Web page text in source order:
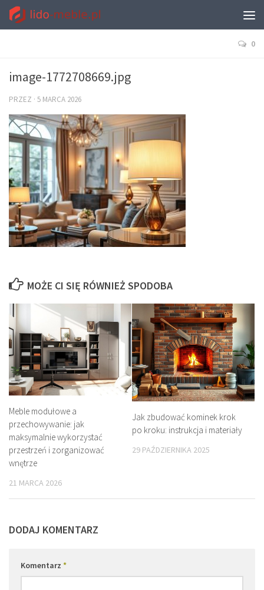
0
image-1772708669.jpg
PRZEZ · 5 MARCA 2026
MOŻE CI SIĘ RÓWNIEŻ SPODOBA
Meble modułowe a
przechowywanie: jak
maksymalnie wykorzystać
przestrzeń i zorganizować
wnętrze
21 MARCA 2026
Jak zbudować kominek krok
po kroku: instrukcja i materiały
29 PAŹDZIERNIKA 2025
DODAJ KOMENTARZ
Komentarz *